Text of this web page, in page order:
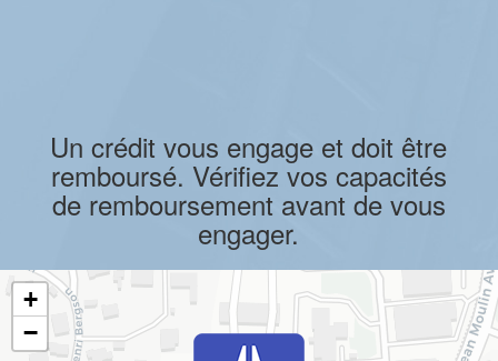
Un crédit vous engage et doit être
remboursé. Vérifiez vos capacités
de remboursement avant de vous
engager.
+
−